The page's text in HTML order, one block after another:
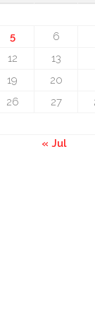
5 6
12 13
19 20
26 27
« Jul